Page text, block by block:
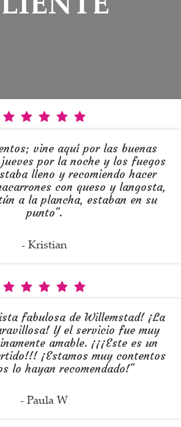
vine aquí por las buenas
por la noche y los fuegos
lleno y recomiendo hacer
con queso y langosta,
a la plancha, estaban en su
punto".
- Kristian
fabulosa de Willemstad! ¡La
Y el servicio fue muy
amable. ¡¡¡Este es un
¡Estamos muy contentos
lo hayan recomendado!"
- Paula W